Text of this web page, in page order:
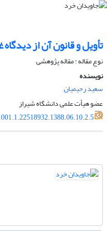
تأویل و قانون آن از دیدگاه
نوع مقاله : مقاله پژوهشی
نویسنده
سعید رحیمیان
عضو هیأت علمی دانشگاه شیراز